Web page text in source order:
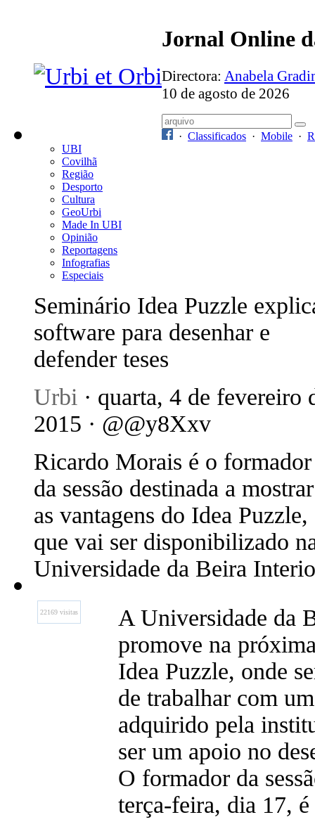
Jornal Online
Directora: Anabela
10 de agosto de 2026
· Classificados · Mobile ·
UBI
Covilhã
Região
Desporto
Cultura
GeoUrbi
Made In UBI
Opinião
Reportagens
Infografias
Especiais
Seminário Idea Puzzle
software para desenhar e
defender teses
Urbi · quarta, 4 de fevereiro
2015 · @@y8Xxv
Ricardo Morais é o formador
da sessão destinada a mostrar
as vantagens do Idea Puzzle,
que vai ser disponibilizado
Universidade da Beira
22169 visitas
A Universidade da
promove na
Idea Puzzle, onde
de trabalhar com
adquirido pela
ser um apoio no
O formador da
terça-feira, dia 17,